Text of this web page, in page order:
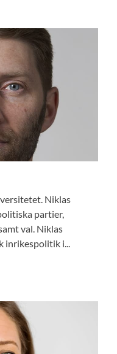
Niklas
partier,
val. Niklas
inrikespolitik i...